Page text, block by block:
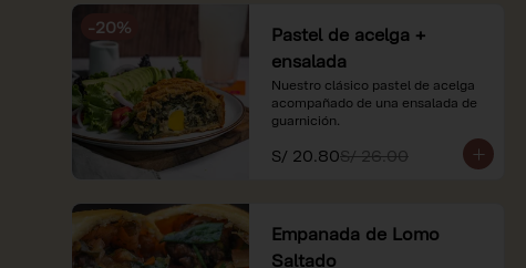
-20%
Pastel de acelga +
ensalada
Nuestro clásico pastel de acelga
acompañado de una ensalada de
guarnición.
S/ 20.80S/ 26.00
Empanada de Lomo
Saltado